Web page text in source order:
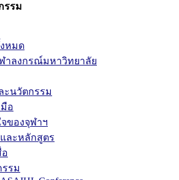
รรม
หมด
าลงกรณ์มหาวิทยาลัย
ะนวัตกรรม
อ
ของจุฬาฯ
ละหลักสูตร
อ
รม